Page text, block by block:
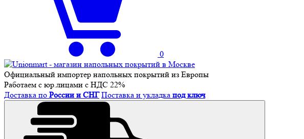
0
Официальный импортер напольных покрытий из Европы
Работаем с юр.лицами с НДС 22%
Доставка по России и СНГ Поставка и укладка под ключ